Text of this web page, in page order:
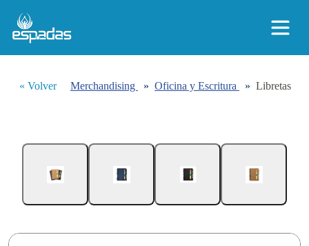
« Volver Merchandising » Oficina y Escritura » Libretas